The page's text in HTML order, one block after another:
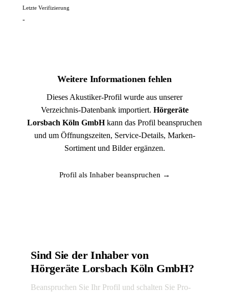
Letzte Verifizierung
-
Weitere Informationen fehlen
Dieses Akustiker-Profil wurde aus unserer
Verzeichnis-Datenbank importiert. Hörgeräte
Lorsbach Köln GmbHkann das Profil beanspruchen
und um Öffnungszeiten, Service-Details, Marken-
Sortiment und Bilder ergänzen.
Profil als Inhaber beanspruchen →
Sind Sie der Inhaber von
Hörgeräte Lorsbach Köln GmbH?
Beanspruchen Sie Ihr Profil und schalten Sie Pro-